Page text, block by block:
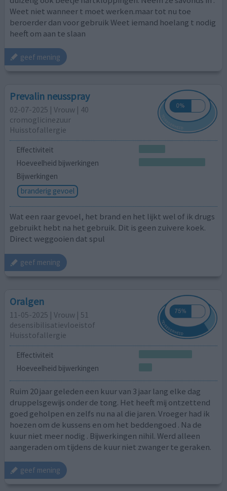
Weet niet wanneer t moet werken.maar tot nu toe
beroerder dan voor gebruik Weet iemand hoelang t nodig
heeft om aan te slaan
geef mening
Prevalin neusspray
02-07-2025 | Vrouw | 40
cromoglicinezuur
Huisstofallergie
Effectiviteit
Hoeveelheid bijwerkingen
Bijwerkingen
branderig gevoel
Wat een raar gevoel, het brand en het lijkt wel of ik drugs
gebruikt hebt na het gebruik. Dit is geen zuivere koek.
Direct weggooien dat spul
geef mening
Oralgen
11-05-2025 | Vrouw | 51
desensibilisatievloeistof
Huisstofallergie
Effectiviteit
Hoeveelheid bijwerkingen
Ruim 20 jaar geleden een kuur van 3 jaar lang elke dag
druppelsgewijs onder de tong. Het heeft mij ontzettend
goed geholpen en zelfs nu na al die jaren. Vroeger had ik
hoezen om de kussens en om het beddengoed . Na de
kuur niet meer nodig . Bijwerkingen nihil. Werd alleen
aangeraden om tijdens de kuur niet zwanger te geraken.
geef mening